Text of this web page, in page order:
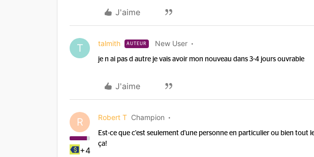
J'aime
T talmith AUTEUR New User
je n ai pas d autre je vais avoir mon nouveau dans 3-4 jours ouvrable
J'aime
R
+4
Robert T Champion
Est-ce que c'est seulement d'une personne en particulier ou bien tout
ça!